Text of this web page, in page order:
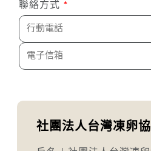
聯絡方式 *
社團法人台灣凍卵